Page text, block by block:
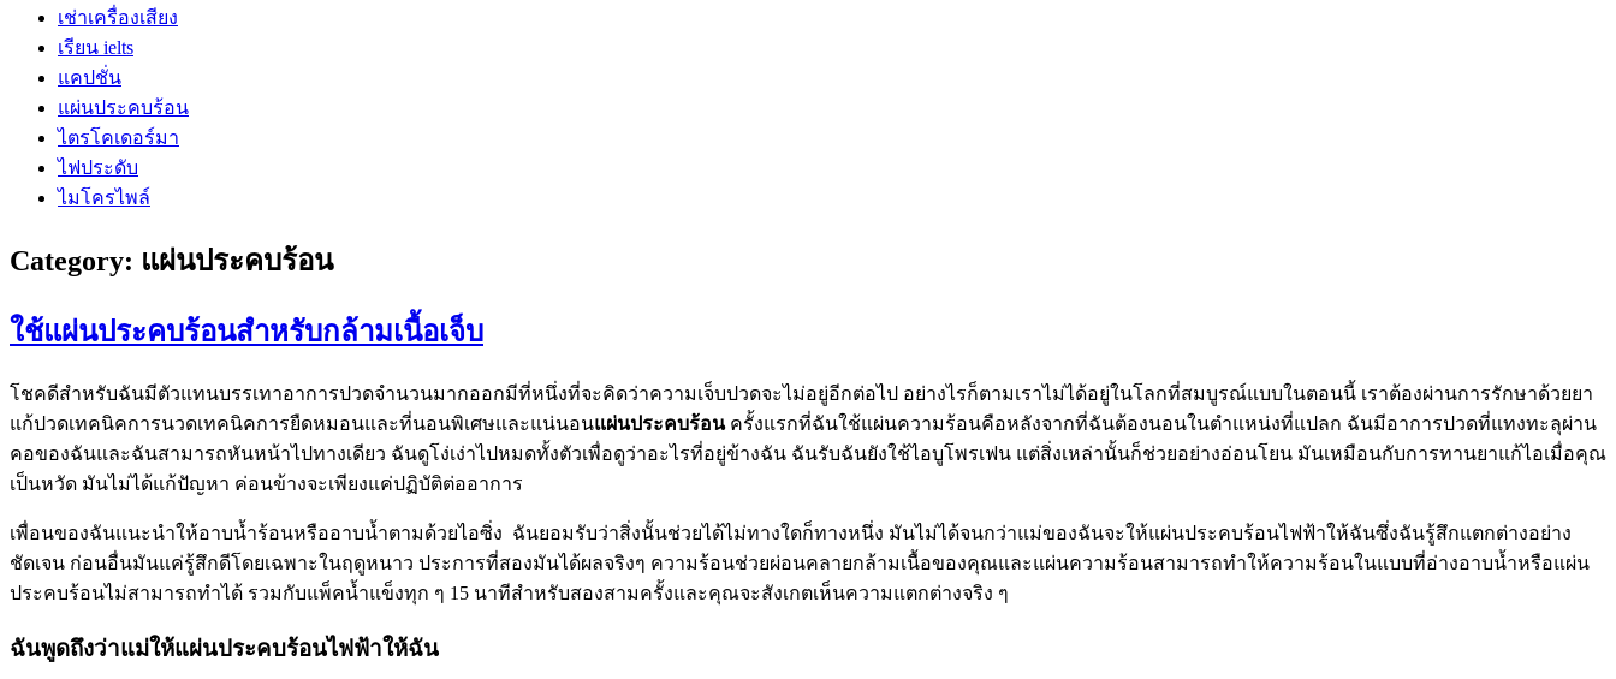
เช่าเครื่องเสียง
เรียน ielts
แคปชั่น
แผ่นประคบร้อน
ไตรโคเดอร์มา
ไฟประดับ
ไมโครไพล์
Category: แผ่นประคบร้อน
ใช้แผ่นประคบร้อนสำหรับกล้ามเนื้อเจ็บ
โชคดีสำหรับฉันมีตัวแทนบรรเทาอาการปวดจำนวนมากออกมีที่หนึ่งที่จะคิดว่าความเจ็บปวดจะไม่อยู่อีกต่อไป อย่างไรก็ตามเราไม่ได้อยู่ในโลกที่สมบูรณ์แบบในตอนนี้ เราต้องผ่านการรักษาด้วยยา
แก้ปวดเทคนิคการนวดเทคนิคการยืดหมอนและที่นอนพิเศษและแน่นอนแผ่นประคบร้อนครั้งแรกที่ฉันใช้แผ่นความร้อนคือหลังจากที่ฉันต้องนอนในตำแหน่งที่แปลก ฉันมีอาการปวดที่แทงทะลุผ่าน
คอของฉันและฉันสามารถหันหน้าไปทางเดียว ฉันดูโง่เง่าไปหมดทั้งตัวเพื่อดูว่าอะไรที่อยู่ข้างฉัน ฉันรับฉันยังใช้ไอบูโพรเฟน แต่สิ่งเหล่านั้นก็ช่วยอย่างอ่อนโยน มันเหมือนกับการทานยาแก้ไอเมื่อคุณ
เป็นหวัด มันไม่ได้แก้ปัญหา ค่อนข้างจะเพียงแค่ปฏิบัติต่ออาการ
เพื่อนของฉันแนะนำให้อาบน้ำร้อนหรืออาบน้ำตามด้วยไอซิ่ง ฉันยอมรับว่าสิ่งนั้นช่วยได้ไม่ทางใดก็ทางหนึ่ง มันไม่ได้จนกว่าแม่ของฉันจะให้แผ่นประคบร้อนไฟฟ้าให้ฉันซึ่งฉันรู้สึกแตกต่างอย่าง
ชัดเจน ก่อนอื่นมันแค่รู้สึกดีโดยเฉพาะในฤดูหนาว ประการที่สองมันได้ผลจริงๆ ความร้อนช่วยผ่อนคลายกล้ามเนื้อของคุณและแผ่นความร้อนสามารถทำให้ความร้อนในแบบที่อ่างอาบน้ำหรือแผ่น
ประคบร้อนไม่สามารถทำได้ รวมกับแพ็คน้ำแข็งทุก ๆ 15 นาทีสำหรับสองสามครั้งและคุณจะสังเกตเห็นความแตกต่างจริง ๆ
ฉันพูดถึงว่าแม่ให้แผ่นประคบร้อนไฟฟ้าให้ฉัน